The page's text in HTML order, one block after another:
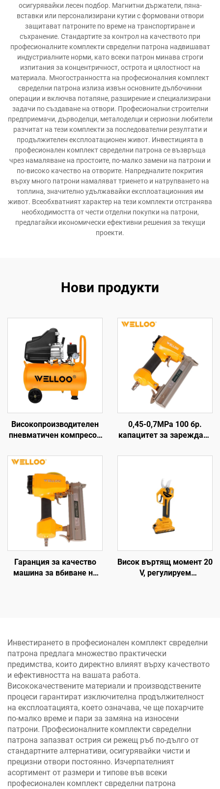
осигурявайки лесен подбор. Магнитни държатели, пяна-
вставки или персонализирани кутии с формовани отвори
защитават патроните по време на транспортиране и
съхранение. Стандартите за контрол на качеството при
професионалните комплекти свределни патрона надвишават
индустриалните норми, като всеки патрон минава строги
изпитания за концентричност, острота и цялостност на
материала. Многостранността на професионалния комплект
свределни патрона излиза извън основните дълбочинни
операции и включва потапяне, разширение и специализирани
задачи по създаване на отвори. Професионални строителни
предприемачи, дърводелци, металоделци и сериозни любители
разчитат на тези комплекти за последователни резултати и
продължителен експлоатационен живот. Инвестицията в
професионален комплект свределни патрона се възвръща
чрез намаляване на простоите, по-малко замени на патрони и
по-високо качество на отворите. Напредналите покрития
върху много патрони намаляват триенето и натрупването на
топлина, значително удължавайки експлоатационния им
живот. Всеобхватният характер на тези комплекти отстранява
необходимостта от чести отделни покупки на патрони,
предлагайки икономически ефективни решения за текущи
проекти.
Нови продукти
Високопроизводителен
пневматичен компресор
кВт/2 к.с., изход 175 л/
0,45-0,7MPa 100 бр.
капацитет за зареждане
гвоздеи пневматичен
гвоздеи машина
Гаранция за качество
машина за вбиване на
Висок въртящ момент 20
V, регулируем
Инвестирането в професионален комплект свределни
патрона предлага множество практически
предимства, които директно влияят върху качеството
и ефективността на вашата работа.
Висококачествените материали и производствените
процеси гарантират изключителна продължителност
на експлоатацията, което означава, че ще похарчите
по-малко време и пари за замяна на износени
патрони. Професионалните комплекти свределни
патрона запазват острия си режещ ръб по-дълго от
стандартните алтернативи, осигурявайки чисти и
прецизни отвори постоянно. Изчерпателният
асортимент от размери и типове във всеки
професионален комплект свределни патрона